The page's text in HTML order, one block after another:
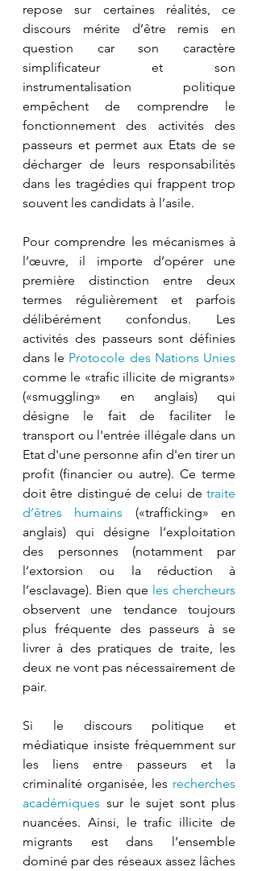
repose sur certaines réalités, ce
discours mérite d’être remis en
question car son caractère
simplificateur et son
instrumentalisation politique
empêchent de comprendre le
fonctionnement des activités des
passeurs et permet aux Etats de se
décharger de leurs responsabilités
dans les tragédies qui frappent trop
souvent les candidats à l’asile.
Pour comprendre les mécanismes à
l’œuvre, il importe d’opérer une
première distinction entre deux
termes régulièrement et parfois
délibérément confondus. Les
activités des passeurs sont définies
dans le Protocole des Nations Unies
comme le «trafic illicite de migrants»
(«smuggling» en anglais) qui
désigne le fait de faciliter le
transport ou l'entrée illégale dans un
Etat d'une personne afin d'en tirer un
profit (financier ou autre). Ce terme
doit être distingué de celui de traite
d’êtres humains («trafficking» en
anglais) qui désigne l’exploitation
des personnes (notamment par
l’extorsion ou la réduction à
l’esclavage). Bien que les chercheurs
observent une tendance toujours
plus fréquente des passeurs à se
livrer à des pratiques de traite, les
deux ne vont pas nécessairement de
pair.
Si le discours politique et
médiatique insiste fréquemment sur
les liens entre passeurs et la
criminalité organisée, les recherches
académiques sur le sujet sont plus
nuancées. Ainsi, le trafic illicite de
migrants est dans l’ensemble
dominé par des réseaux assez lâches